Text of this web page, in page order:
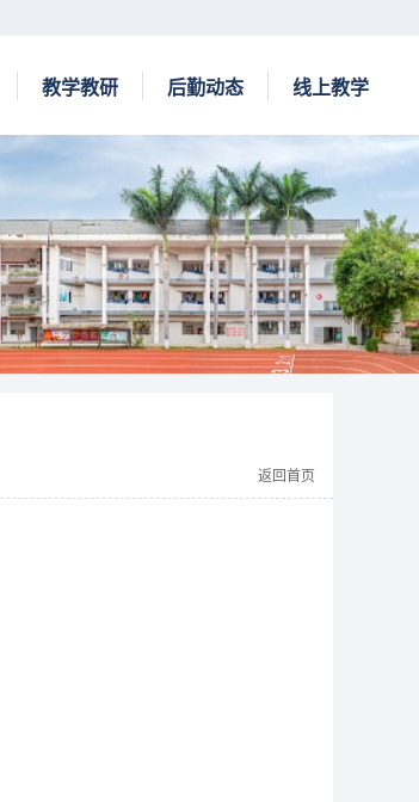
教学教研 后勤动态 线上教学
返回首页